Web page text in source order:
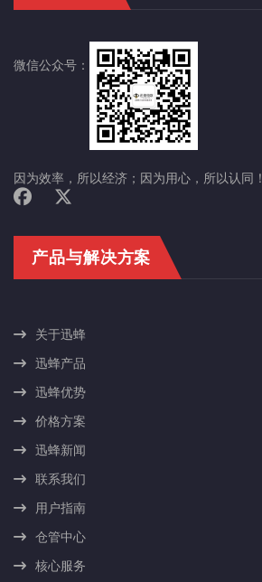
微信公众号：
因为效率，所以经济；因为用心，所以认同！
产品与解决方案
关于迅蜂
迅蜂产品
迅蜂优势
价格方案
迅蜂新闻
联系我们
用户指南
仓管中心
核心服务